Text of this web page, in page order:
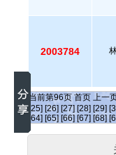
2003784
当前第96页 首页 上一
[25] [26] [27] [28] [29]
[64] [65] [66] [67] [68]